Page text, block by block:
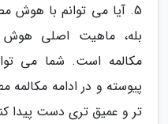
5. آیا می توانم با هوش
بله، ماهیت اصلی هوش
مکالمه است. شما می
پیوسته و در ادامه
تر و عمیق تری دست پیدا